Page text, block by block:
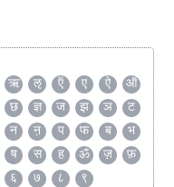
ऋ ऌ ऍ ए ऐ
ऑ
छ ज्ञ ज झ ञ
ट
न ऩ प फ ब
भ
ष स ह ॐ ज़
फ़
६ ७ ८ ९